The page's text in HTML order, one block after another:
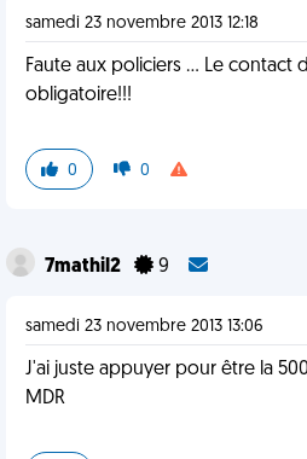
samedi 23 novembre 2013 12:18
Faute aux policiers ... Le contact
obligatoire!!!
0 0
7mathil2 9
samedi 23 novembre 2013 13:06
J'ai juste appuyer pour être la
MDR